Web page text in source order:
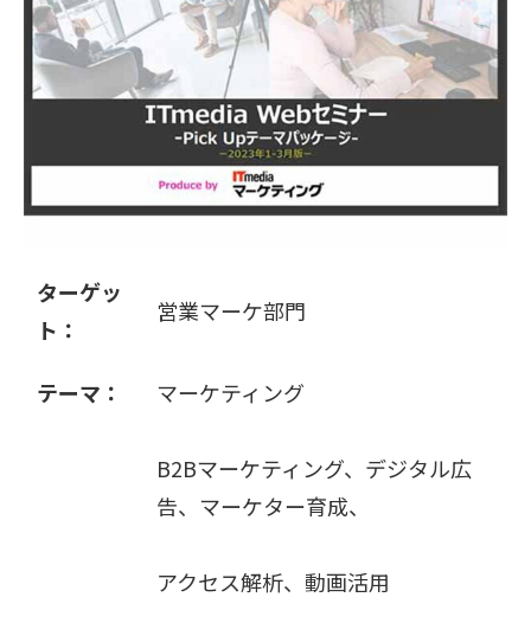
販売パートナー募集
ターゲッ
ト：
営業マーケ部門
テーマ： マーケティング
B2Bマーケティング、デジタル広
告、マーケター育成、
アクセス解析、動画活用